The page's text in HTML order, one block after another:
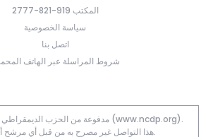
المكتب 919-821-2777
سياسة الخصوصية
اتصل بنا
شروط المراسلة عبر الهاتف
مدفوعة من الحزب الديمقراطي في كارولينا الشمالية (www.ncdp.org).
هذا التواصل غير مصرح به من قبل أي مرشح أو لجنة مرشح.